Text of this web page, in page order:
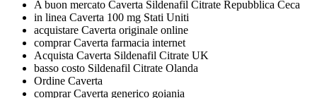
A buon mercato Caverta Sildenafil Citrate Repubblica Ceca
in linea Caverta 100 mg Stati Uniti
acquistare Caverta originale online
comprar Caverta farmacia internet
Acquista Caverta Sildenafil Citrate UK
basso costo Sildenafil Citrate Olanda
Ordine Caverta
comprar Caverta generico goiania